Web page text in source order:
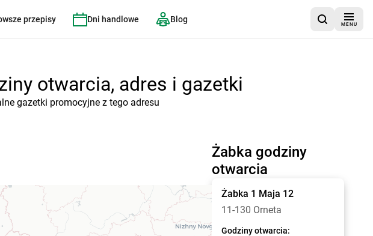
przepisy Dni handlowe Blog
MENU
otwarcia, adres i gazetki
gazetki promocyjne z tego adresu
Żabka godziny
otwarcia
Żabka 1 Maja 12
11-130 Orneta
Godziny otwarcia: